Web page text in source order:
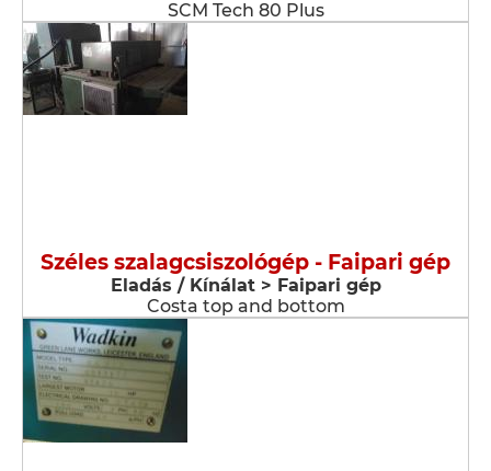
SCM Tech 80 Plus
Széles szalagcsiszológép - Faipari gép
Eladás / Kínálat > Faipari gép
Costa top and bottom